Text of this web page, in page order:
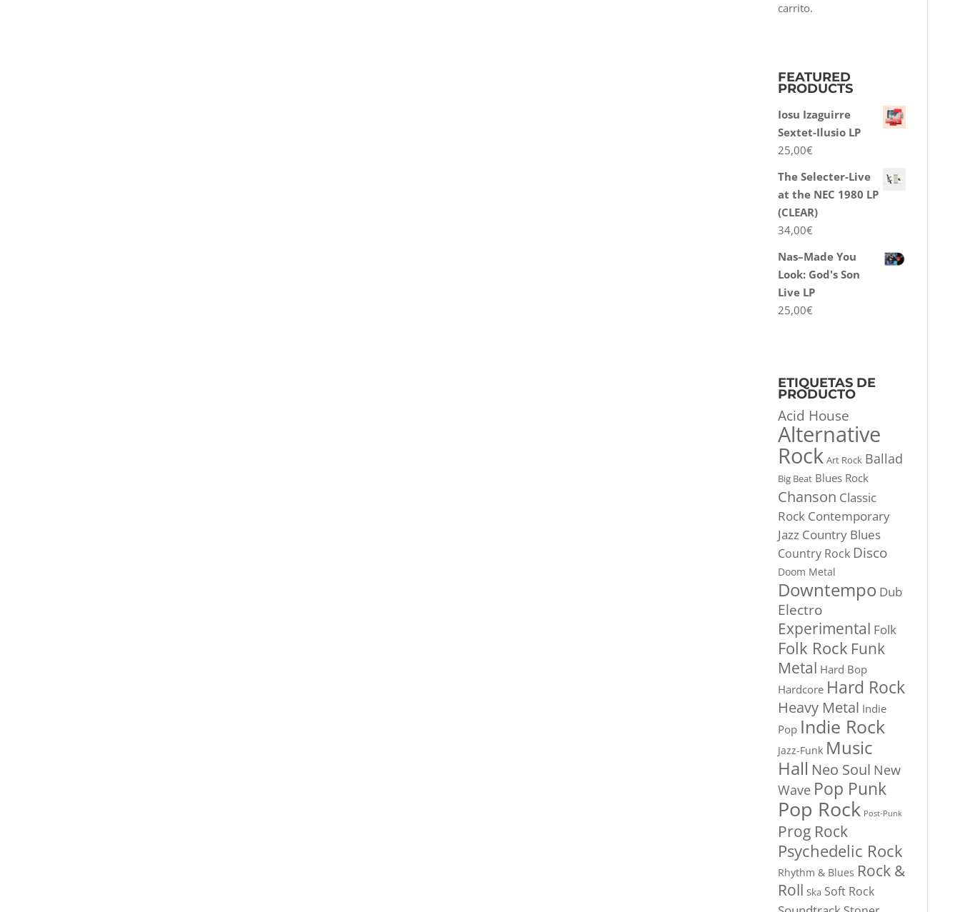
carrito.
FEATURED
PRODUCTS
Iosu Izaguirre
Sextet-Ilusio LP
25,00€
The Selecter-Live
at the NEC 1980 LP
(CLEAR)
34,00€
Nas–Made You
Look: God's Son
Live LP
25,00€
ETIQUETAS DE
PRODUCTO
Acid House
Alternative
Rock Art Rock Ballad
Big Beat Blues Rock
Chanson Classic
Rock Contemporary
Jazz Country Blues
Country Rock Disco
Doom Metal
Downtempo Dub
Electro
Experimental Folk
Folk Rock Funk
Metal Hard Bop
Hardcore Hard Rock
Heavy Metal Indie
Pop Indie Rock
Jazz-Funk Music
Hall Neo Soul New
Wave Pop Punk
Pop Rock Post-Punk
Prog Rock
Psychedelic Rock
Rhythm & Blues Rock &
Roll Ska Soft Rock